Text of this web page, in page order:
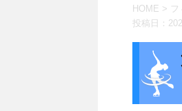
HOME >
投稿日：